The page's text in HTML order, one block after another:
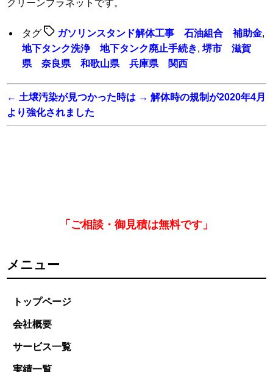
クリーンプラネットです。
タグ ガソリンスタンド解体工事 石油組合 補助金,
地下タンク洗浄 地下タンク廃止手続き,堺市 滋賀
県 奈良県 和歌山県 兵庫県 関西
← 土壌汚染が見つかった時は → 解体時の規制が2020年4月
より強化されました
「ご相談・御見積は無料です」
メニュー
トップページ
会社概要
サービス一覧
実績一覧